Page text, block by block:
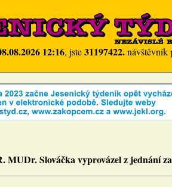
12:16, jste31197422.návštěvník
Slováčka vyprovázel z jednání